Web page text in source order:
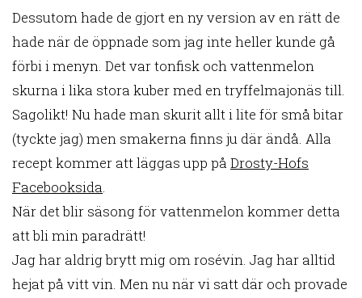
Dessutom hade de gjort en ny version av en rätt de
hade när de öppnade som jag inte heller kunde gå
förbi i menyn. Det var tonfisk och vattenmelon
skurna i lika stora kuber med en tryffelmajonäs till.
Sagolikt! Nu hade man skurit allt i lite för små bitar
(tyckte jag) men smakerna finns ju där ändå. Alla
recept kommer att läggas upp på Drosty-Hofs
Facebooksida.
När det blir säsong för vattenmelon kommer detta
att bli min paradrätt!
Jag har aldrig brytt mig om rosévin. Jag har alltid
hejat på vitt vin. Men nu när vi satt där och provade